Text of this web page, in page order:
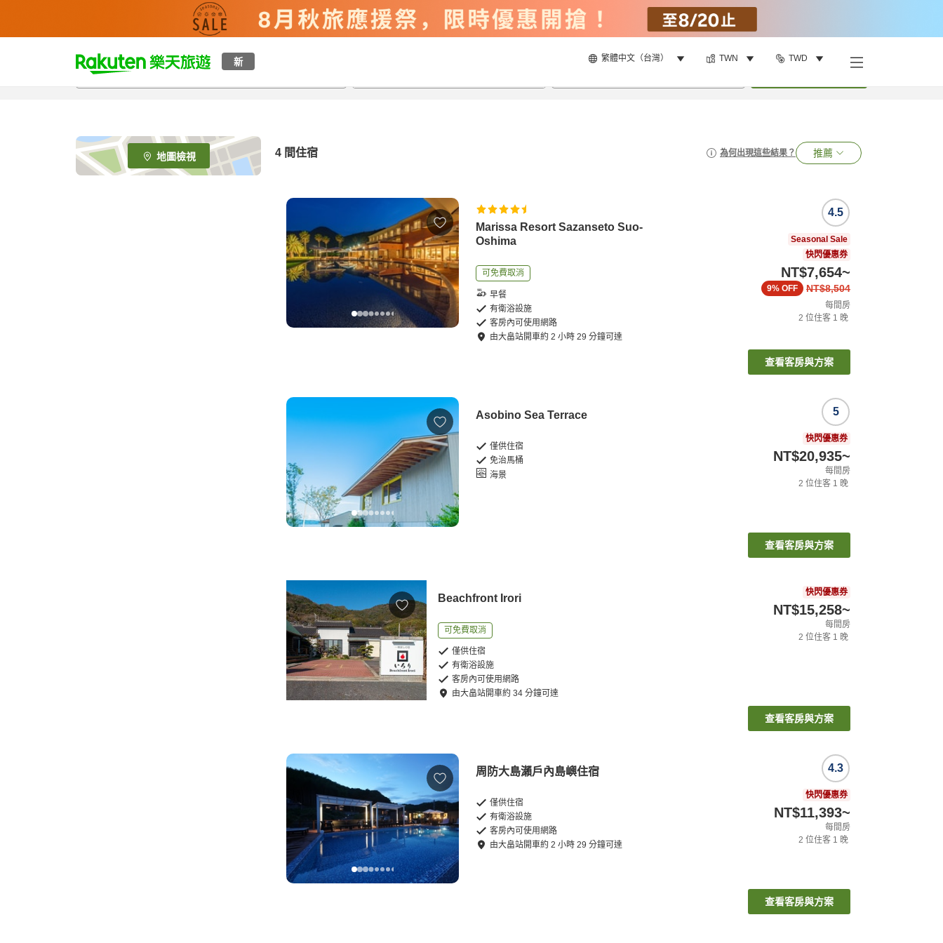
新 繁體中文（台灣） TWN TWD
t
p
e
_
s
地圖檢視 4 間住宿 為何出現這些結果？ 推薦
Marissa Resort Sazanseto Suo-
Oshima
可免費取消
早餐
有衛浴設施
客房內可使用網路
由大畠站開車約2 小時29 分鐘可達
4.5
Seasonal Sale
快閃優惠券
NT$7,654~
NT$8,504
9% OFF
每間房
2 位住客 1 晚
查看客房與方案
Asobino Sea Terrace
僅供住宿
免治馬桶
海景
5
快閃優惠券
NT$20,935~
每間房
2 位住客 1 晚
查看客房與方案
Beachfront Irori
可免費取消
僅供住宿
有衛浴設施
客房內可使用網路
由大畠站開車約34 分鐘可達
快閃優惠券
NT$15,258~
每間房
2 位住客 1 晚
查看客房與方案
周防大島瀨戶內島嶼住宿
僅供住宿
有衛浴設施
客房內可使用網路
由大畠站開車約2 小時29 分鐘可達
4.3
快閃優惠券
NT$11,393~
每間房
2 位住客 1 晚
查看客房與方案